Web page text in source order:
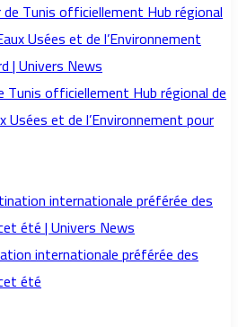
Tunis officiellement Hub régional de
Usées et de l’Environnement pour
internationale préférée des
été